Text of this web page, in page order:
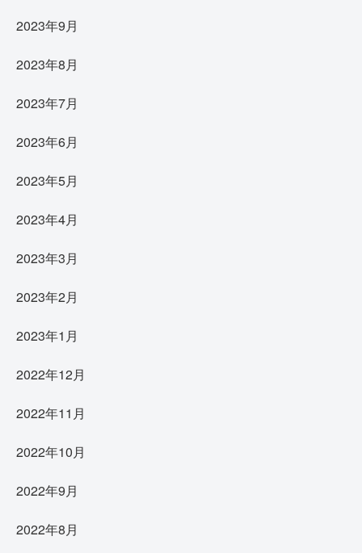
2023年9月
2023年8月
2023年7月
2023年6月
2023年5月
2023年4月
2023年3月
2023年2月
2023年1月
2022年12月
2022年11月
2022年10月
2022年9月
2022年8月